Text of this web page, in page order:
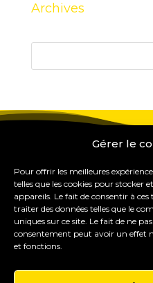
Gérer le
Pour offrir les meilleures
telles que les cookies pour stocker
appareils. Le fait de consentir à
traiter des données telles que le
uniques sur ce site. Le fait de ne
consentement peut avoir un effet
et fonctions.
Archives